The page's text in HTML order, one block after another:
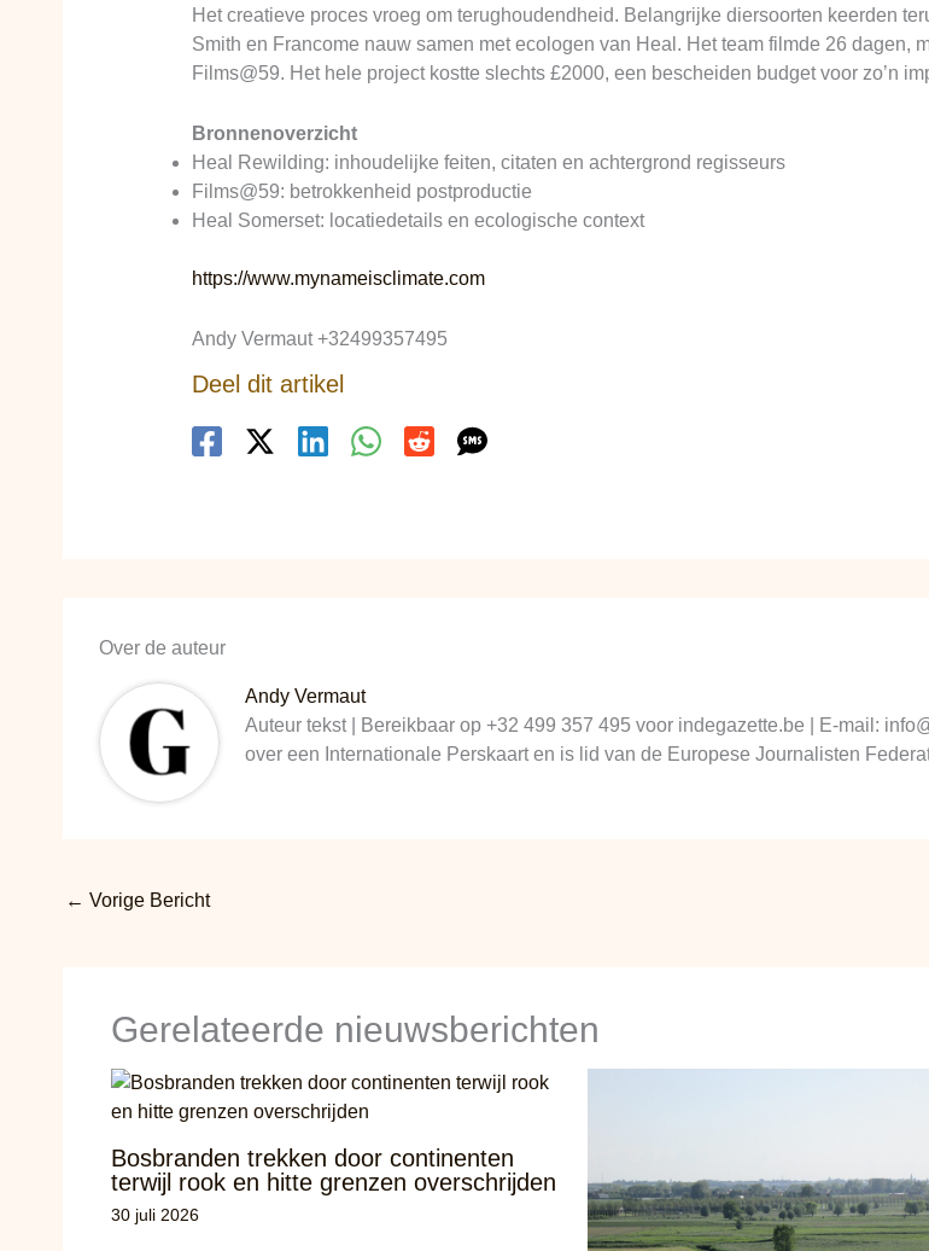
Het creatieve proces vroeg om terughoudendheid. Belangrijke diersoorten keerden
Smith en Francome nauw samen met ecologen van Heal. Het team filmde 26 dagen,
Films@59. Het hele project kostte slechts £2000, een bescheiden budget voor zo’n
Bronnenoverzicht
Heal Rewilding: inhoudelijke feiten, citaten en achtergrond regisseurs
Films@59: betrokkenheid postproductie
Heal Somerset: locatiedetails en ecologische context
https://www.mynameisclimate.com
Andy Vermaut +32499357495
Deel dit artikel
Over de auteur
Andy Vermaut
Auteur tekst | Bereikbaar op +32 499 357 495 voor indegazette.be | E-mail:
over een Internationale Perskaart en is lid van de Europese Journalisten
← Vorige Bericht
Gerelateerde nieuwsberichten
Bosbranden trekken door continenten
terwijl rook en hitte grenzen overschrijden
30 juli 2026